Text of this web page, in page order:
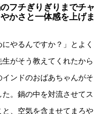
フチぎりぎりまでチャ
かさと一体感を上げま
やるんですか？」とよく
がそう教えてくれたから
ンドのおばあちゃんがそ
。鍋の中を対流させてス
、空気を含ませてまろや